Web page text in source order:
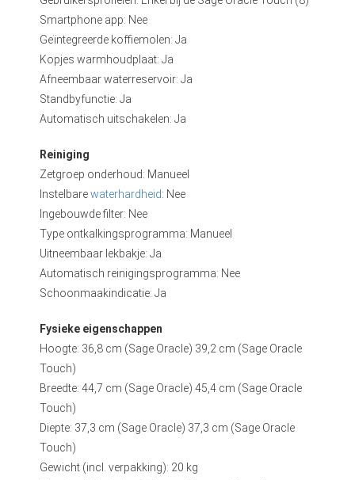
Smartphone app: Nee
Geïntegreerde koffiemolen: Ja
Kopjes warmhoudplaat: Ja
Afneembaar waterreservoir: Ja
Standbyfunctie: Ja
Automatisch uitschakelen: Ja
Reiniging
Zetgroep onderhoud: Manueel
Instelbarewaterhardheid: Nee
Ingebouwde filter: Nee
Type ontkalkingsprogramma: Manueel
Uitneembaar lekbakje: Ja
Automatisch reinigingsprogramma: Nee
Schoonmaakindicatie: Ja
Fysieke eigenschappen
Hoogte: 36,8 cm (Sage Oracle) 39,2 cm (Sage Oracle
Touch)
Breedte: 44,7 cm (Sage Oracle) 45,4 cm (Sage Oracle
Touch)
Diepte: 37,3 cm (Sage Oracle) 37,3 cm (Sage Oracle
Touch)
Gewicht (incl. verpakking): 20 kg